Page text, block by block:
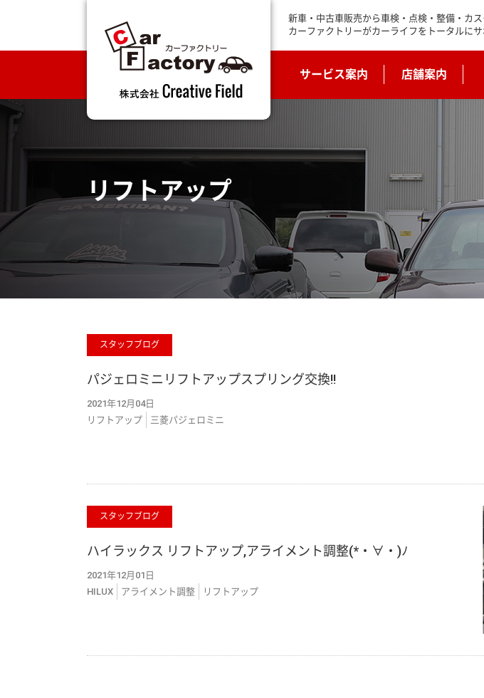
新車・中古車販売から車検・点検・整備・カ
カーファクトリーがカーライフをトータルにサ
サービス案内 店舗案内
リフトアップ
スタッフブログ
パジェロミニリフトアップスプリング交換!!
2021年12月04日
リフトアップ
三菱パジェロミニ
スタッフブログ
ハイラックス リフトアップ,アライメント調整(*・∀・)ﾉ
2021年12月01日
HILUX
アライメント調整 リフトアップ